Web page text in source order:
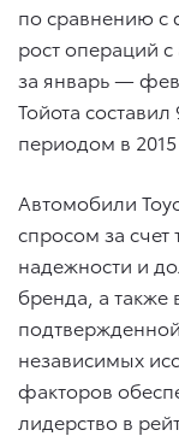
по сравнению с
рост операций
за январь —
Тойота
периодом в 2015
Автомобили
спросом за счет
надежности и
бренда, а также
независимых
факторов
лидерство в